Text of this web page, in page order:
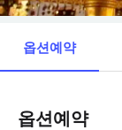
옵션예약
옵션예약